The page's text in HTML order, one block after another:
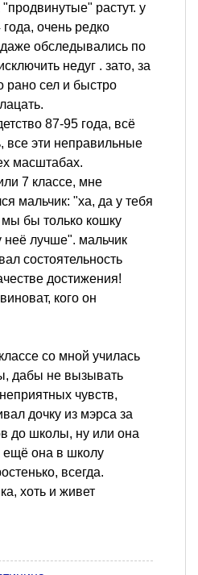
растут. у
очень редко
даже обследывались по
недуг . зато, за
рано сел и быстро
87-95 года, всё
все эти неправильные
масштабах.
7 классе, мне
мальчик: "ха, да у тебя
мы бы только кошку
неё лучше". мальчик
состоятельность
достижения!
кого он
со мной училась
дабы не вызывать
чувств,
дочку из мэрса за
до школы, ну или она
ещё она в школу
всегда.
хоть и живет